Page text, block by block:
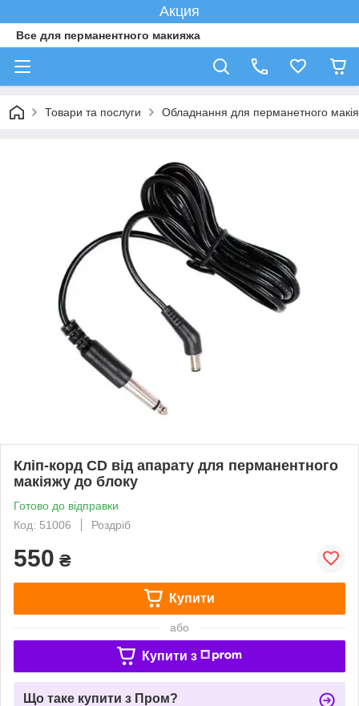
Акция
Все для перманентного макияжа
Товари та послуги Обладнання для перманетного
Кліп-корд CD від апарату для перманентного
макіяжу до блоку
Готово до відправки
Код: 51006
Роздріб
550 ₴
Купити
або
Купити з
Що таке купити з Пром?